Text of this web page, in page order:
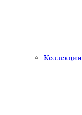
Коллекции